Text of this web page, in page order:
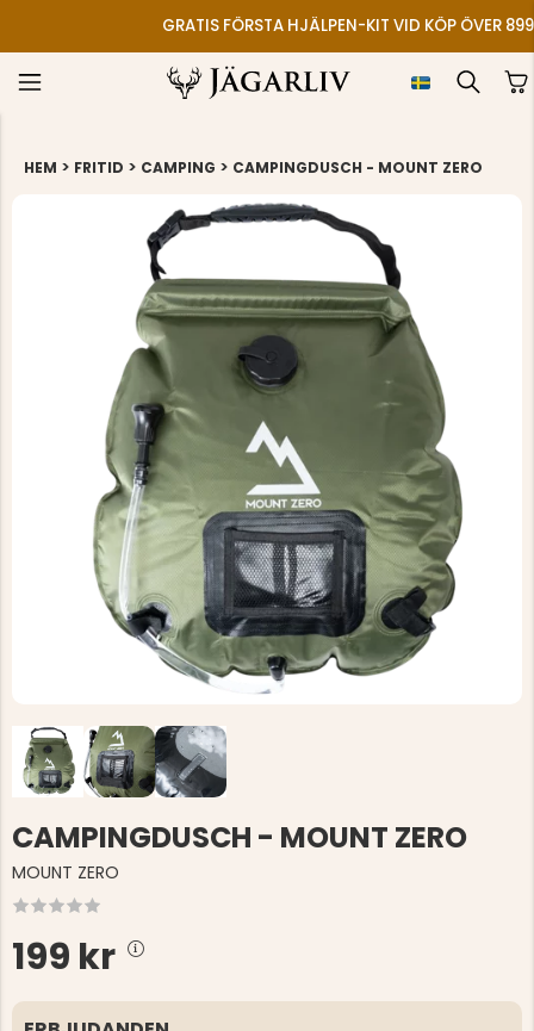
GRATIS FÖRSTA HJÄLPEN-KIT VID KÖP ÖVER
HEM > FRITID > CAMPING > CAMPINGDUSCH - MOUNT ZERO
CAMPINGDUSCH - MOUNT ZERO
MOUNT ZERO
199 kr